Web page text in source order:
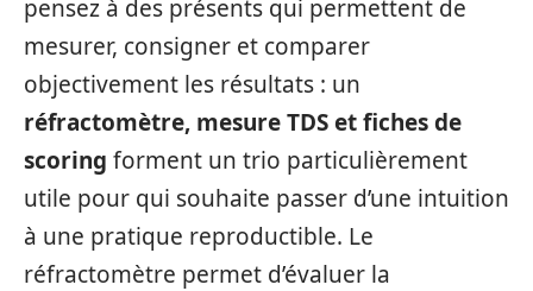
pensez à des présents qui permettent de
mesurer, consigner et comparer
objectivement les résultats : un
réfractomètre, mesure TDS et fiches de
scoring forment un trio particulièrement
utile pour qui souhaite passer d’une intuition
à une pratique reproductible. Le
réfractomètre permet d’évaluer la